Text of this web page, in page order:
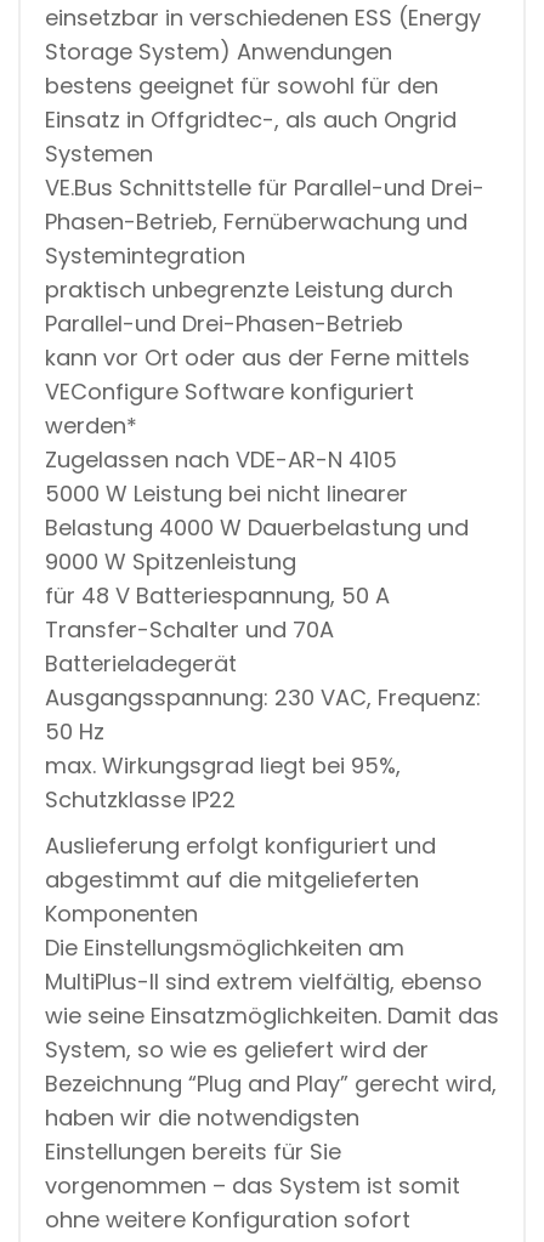
einsetzbar in verschiedenen ESS (Energy
Storage System) Anwendungen
bestens geeignet für sowohl für den
Einsatz in Offgridtec-, als auch Ongrid
Systemen
VE.Bus Schnittstelle für Parallel-und Drei-
Phasen-Betrieb, Fernüberwachung und
Systemintegration
praktisch unbegrenzte Leistung durch
Parallel-und Drei-Phasen-Betrieb
kann vor Ort oder aus der Ferne mittels
VEConfigure Software konfiguriert
werden*
Zugelassen nach VDE-AR-N 4105
5000 W Leistung bei nicht linearer
Belastung 4000 W Dauerbelastung und
9000 W Spitzenleistung
für 48 V Batteriespannung, 50 A
Transfer-Schalter und 70A
Batterieladegerät
Ausgangsspannung: 230 VAC, Frequenz:
50 Hz
max. Wirkungsgrad liegt bei 95%,
Schutzklasse IP22
Auslieferung erfolgt konfiguriert und
abgestimmt auf die mitgelieferten
Komponenten
Die Einstellungsmöglichkeiten am
MultiPlus-II sind extrem vielfältig, ebenso
wie seine Einsatzmöglichkeiten. Damit das
System, so wie es geliefert wird der
Bezeichnung “Plug and Play” gerecht wird,
haben wir die notwendigsten
Einstellungen bereits für Sie
vorgenommen – das System ist somit
ohne weitere Konfiguration sofort